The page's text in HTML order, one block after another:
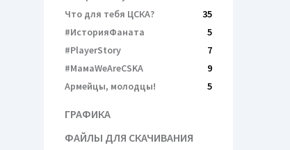
Что для тебя ЦСКА?
35
#ИсторияФаната
5
#PlayerStory
7
#МамаWeAreCSKA
9
Армейцы, молодцы!
5
ГРАФИКА
ФАЙЛЫ ДЛЯ СКАЧИВАНИЯ